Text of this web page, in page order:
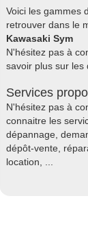
Voici les gammes
retrouver dans le
Kawasaki Sym
N'hésitez pas à
savoir plus sur les
Services
N'hésitez pas à
connaitre les
dépannage,
dépôt-vente,
location, ...